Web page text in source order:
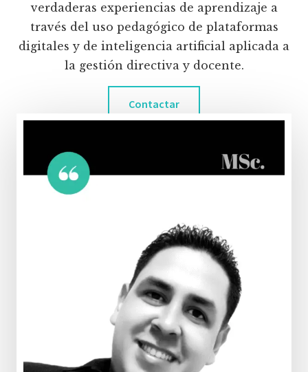
inteligencia
artificial.
verdaderas experiencias de aprendizaje a
través del uso pedagógico de plataformas
digitales y de inteligencia artificial aplicada a
la gestión directiva y docente.
Contactar